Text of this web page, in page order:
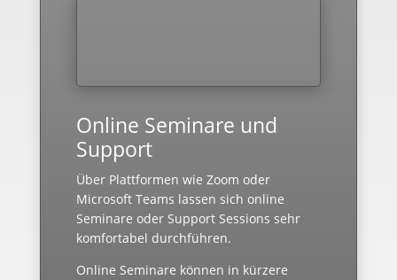
Online Seminare und
Support
Über Plattformen wie Zoom oder
Microsoft Teams lassen sich online
Seminare oder Support Sessions sehr
komfortabel durchführen.
Online Seminare können in kürzere